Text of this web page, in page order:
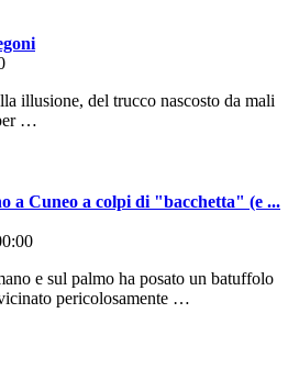
illusione, del trucco nascosto da mali
…
a Cuneo a colpi di "bacchetta" (e ...
e sul palmo ha posato un batuffolo
pericolosamente …